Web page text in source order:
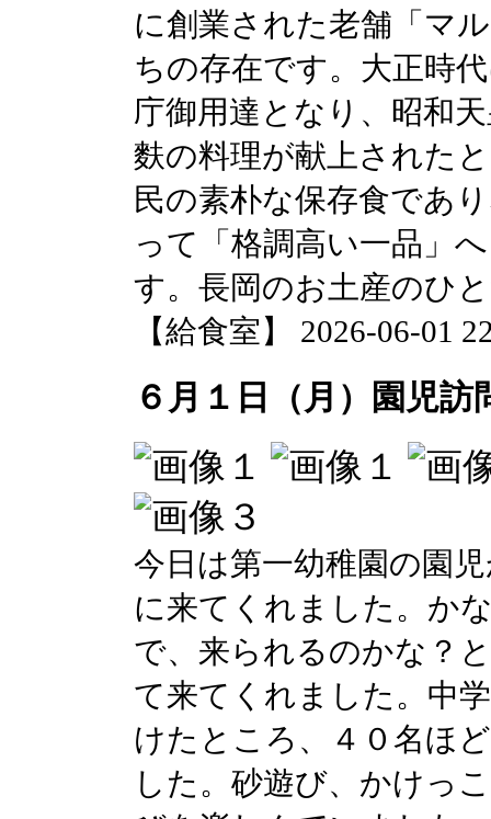
に創業された老舗「マ
ちの存在です。大正時
庁御用達となり、昭和
麩の料理が献上された
民の素朴な保存食であ
って「格調高い一品」
す。長岡のお土産のひ
【給食室】 2026-06-01
６月１日（月）園児訪
今日は第一幼稚園の園
に来てくれました。か
で、来られるのかな？
て来てくれました。中
けたところ、４０名ほ
した。砂遊び、かけっ